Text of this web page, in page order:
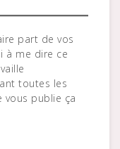
part de vos
à me dire ce
toutes les
vous publie ça